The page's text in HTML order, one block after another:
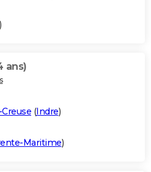
)
ans)
(Indre)
Maritime)